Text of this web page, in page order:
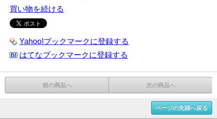
買い物を続ける
Yahoo!ブックマークに登録する
はてなブックマークに登録する
前の商品へ 次の商品へ
ページの先頭へ戻る